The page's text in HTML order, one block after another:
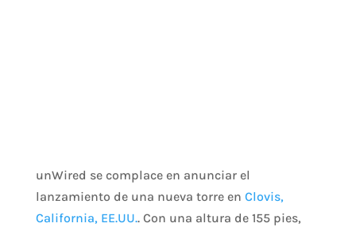
unWired se complace en anunciar el
lanzamiento de una nueva torre en Clovis,
California, EE.UU.. Con una altura de 155 pies,